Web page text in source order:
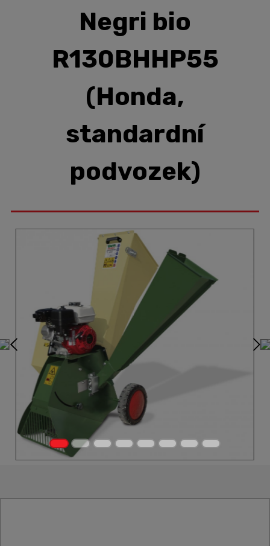
Negri bio
R130BHHP55
(Honda,
standardní
podvozek)